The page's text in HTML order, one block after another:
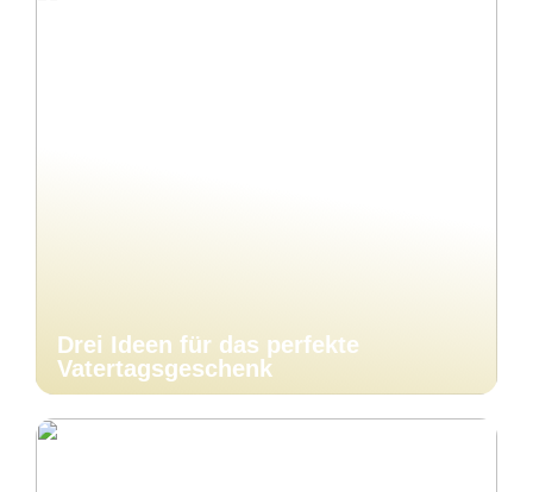
Drei Ideen für das perfekte
Vatertagsgeschenk